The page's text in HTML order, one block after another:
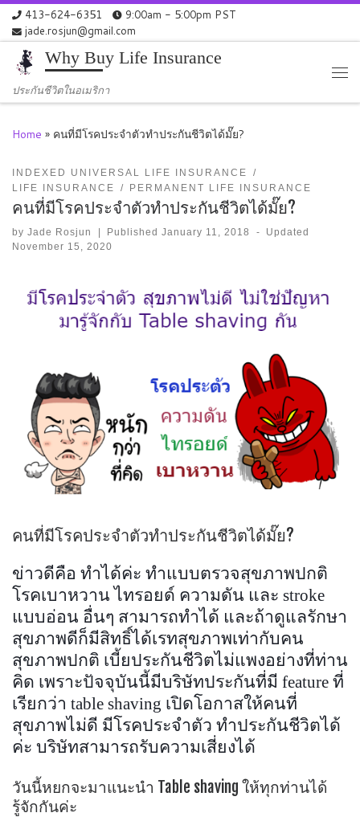
Skip to content
413-624-6351
9:00am - 5:00pm PST
jade.rosjun@gmail.com
Why Buy Life Insurance
ประกันชีวิตในอเมริกา
Home » คนที่มีโรคประจำตัวทำประกันชีวิตได้มั๊ย?
INDEXED UNIVERSAL LIFE INSURANCE
LIFE INSURANCE
PERMANENT LIFE INSURANCE
คนที่มีโรคประจำตัวทำประกันชีวิตได้มั๊ย?
by Jade Rosjun | PublishedJanuary 11, 2018 -
Updated
November 15, 2020
คนที่มีโรคประจำตัวทำประกันชีวิตได้มั๊ย?
ข่าวดีคือ ทำได้ค่ะ ทำแบบตรวจสุขภาพปกติ
โรคเบาหวาน ไทรอยด์ ความดัน และ stroke
แบบอ่อน อื่นๆ สามารถทำได้ และถ้าดูแลรักษา
สุขภาพดีก็มีสิทธิ์ได้เรทสุขภาพเท่ากับคน
สุขภาพปกติ เบี้ยประกันชีวิตไม่แพงอย่างที่ท่าน
คิด เพราะปัจจุบันนี้มีบริษัทประกันที่มี feature ที่
เรียกว่า table shaving เปิดโอกาสให้คนที่
สุขภาพไม่ดี มีโรคประจำตัว ทำประกันชีวิตได้
ค่ะ บริษัทสามารถรับความเสี่ยงได้
วันนี้หยกจะมาแนะนำ Table shaving ให้ทุกท่านได้
รู้จักกันค่ะ